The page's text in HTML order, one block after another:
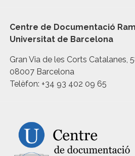
Centre de Documentació
Universitat de Barcelona
Gran Via de les Corts Catalanes,
08007 Barcelona
Telèfon: +34 93 402 09 65